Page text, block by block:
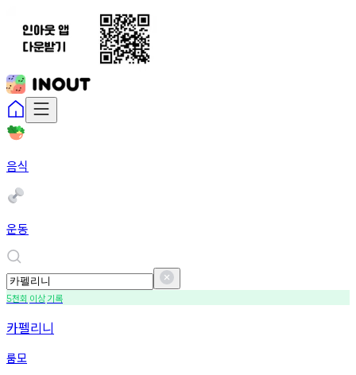
음식
운동
5천회 이상기록
카펠리니
룸모